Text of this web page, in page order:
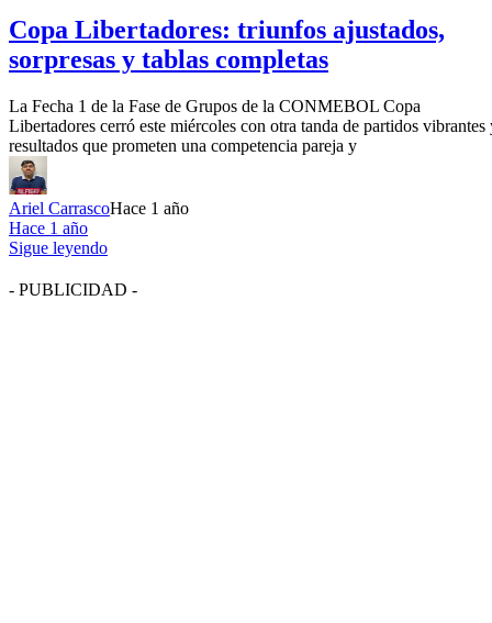
Copa Libertadores: triunfos ajustados,
sorpresas y tablas completas
La Fecha 1 de la Fase de Grupos de la CONMEBOL Copa
Libertadores cerró este miércoles con otra tanda de partidos vibrantes
resultados que prometen una competencia pareja y
Ariel CarrascoHace 1 año
Hace 1 año
Sigue leyendo
- PUBLICIDAD -